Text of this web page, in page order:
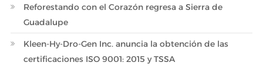
Reforestando con el Corazón regresa a Sierra de
Guadalupe
Kleen-Hy-Dro-Gen Inc. anuncia la obtención de las
certificaciones ISO 9001: 2015 y TSSA